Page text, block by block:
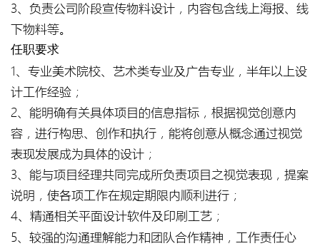
3、负责公司阶段宣传物料设计，内容包含线上海报、线
下物料等。
任职要求
1、专业美术院校、艺术类专业及广告专业，半年以上设
计工作经验；
2、能明确有关具体项目的信息指标，根据视觉创意内
容，进行构思、创作和执行，能将创意从概念通过视觉
表现发展成为具体的设计；
3、能与项目经理共同完成所负责项目之视觉表现，提案
说明，使各项工作在规定期限内顺利进行；
4、精通相关平面设计软件及印刷工艺；
5、较强的沟通理解能力和团队合作精神，工作责任心